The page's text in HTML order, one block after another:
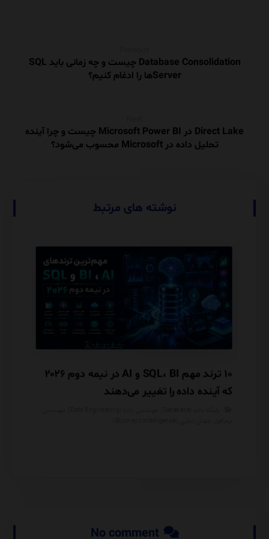
Database Consolidation چیست و چه زمانی باید SQL
Serverها را ادغام کنیم؟
Direct Lake در Microsoft Power BI چیست و چرا آینده
تحلیل داده در Microsoft محسوب می‌شود؟
نوشته های مرتبط
۱۰ ترند مهم SQL، BI و AI در نیمه دوم ۲۰۲۶
که آینده داده را تغییر می‌دهند
No comment